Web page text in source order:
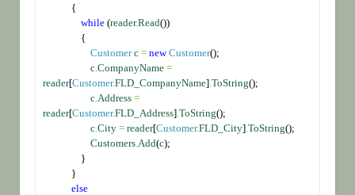
            {
while (reader.Read())
                {
Customer c = new Customer();
c .CompanyName =
reader[Customer.FLD_CompanyName] .ToString();
c Address =
reader[Customer.FLD_Address] .ToString();
c .City = reader[Customer.FLD_City] .ToString();
Customers Add(c);
                }
            }
else